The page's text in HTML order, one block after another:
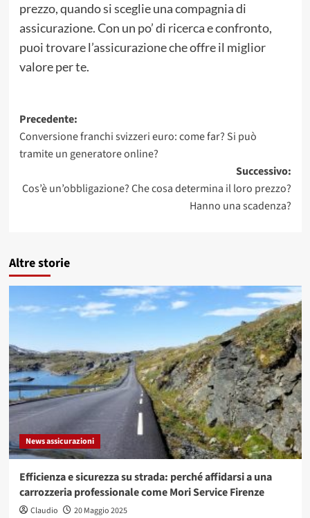
prezzo, quando si sceglie una compagnia di
assicurazione. Con un po’ di ricerca e confronto,
puoi trovare l’assicurazione che offre il miglior
valore per te.
Navigazione
articolo
Precedente:
Conversione franchi svizzeri euro: come far? Si può
tramite un generatore online?
Successivo:
Cos’è un’obbligazione? Che cosa determina il loro prezzo?
Hanno una scadenza?
Altre storie
News assicurazioni
Efficienza e sicurezza su strada: perché affidarsi a una
carrozzeria professionale come Mori Service Firenze
Claudio 20 Maggio 2025